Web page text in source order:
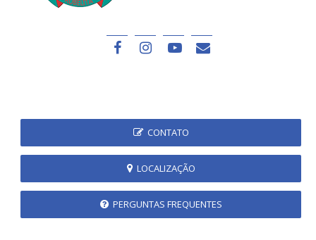
CONTATO
LOCALIZAÇÃO
PERGUNTAS FREQUENTES